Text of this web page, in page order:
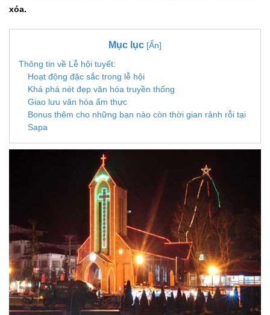
xóa.
Mục lục [Ẩn]
Thông tin về Lễ hội tuyết:
Hoạt động đặc sắc trong lễ hội
Khá phá nét đẹp văn hóa truyền thống
Giao lưu văn hóa ẩm thực
Bonus thêm cho những bạn nào còn thời gian rảnh rỗi tại
Sapa